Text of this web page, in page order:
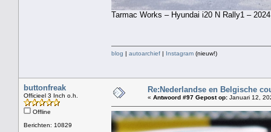
Tarmac Works – Hyundai i20 N Rally1 –
blog | autoarchief | Instagram (nieuw!)
buttonfreak
Officieel 3 Inch o.h.
Offline
Berichten: 10829
Re:Nederlandse en Belgische
« Antwoord #97 Gepost op: Januari 12,